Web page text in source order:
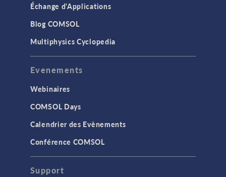
Échange d'Applications
Blog COMSOL
Multiphysics Cyclopedia
Evenements
Webinaires
COMSOL Days
Calendrier des Evènements
Conférence COMSOL
Support